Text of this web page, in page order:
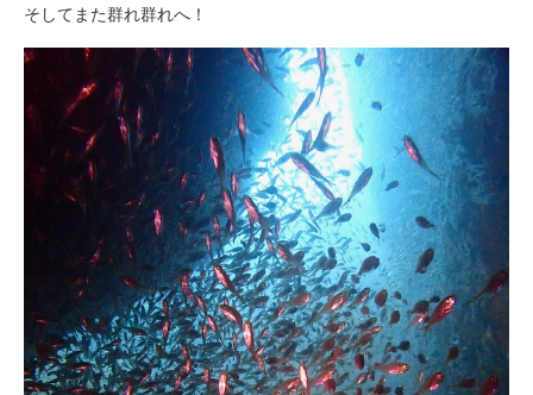
そしてまた群れ群れへ！